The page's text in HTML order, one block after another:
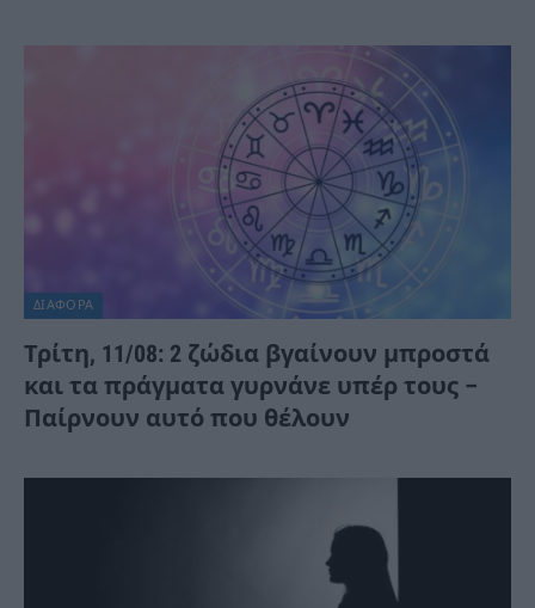
ΔΙΆΦΟΡΑ
Τρίτη, 11/08: 2 ζώδια βγαίνουν μπροστά
και τα πράγματα γυρνάνε υπέρ τους –
Παίρνουν αυτό που θέλουν